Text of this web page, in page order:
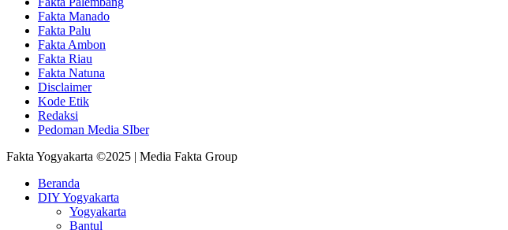
Fakta Manado
Fakta Palu
Fakta Ambon
Fakta Riau
Fakta Natuna
Disclaimer
Kode Etik
Redaksi
Pedoman Media SIber
Fakta Yogyakarta ©2025 | Media Fakta Group
Beranda
DIY Yogyakarta
Yogyakarta
Bantul